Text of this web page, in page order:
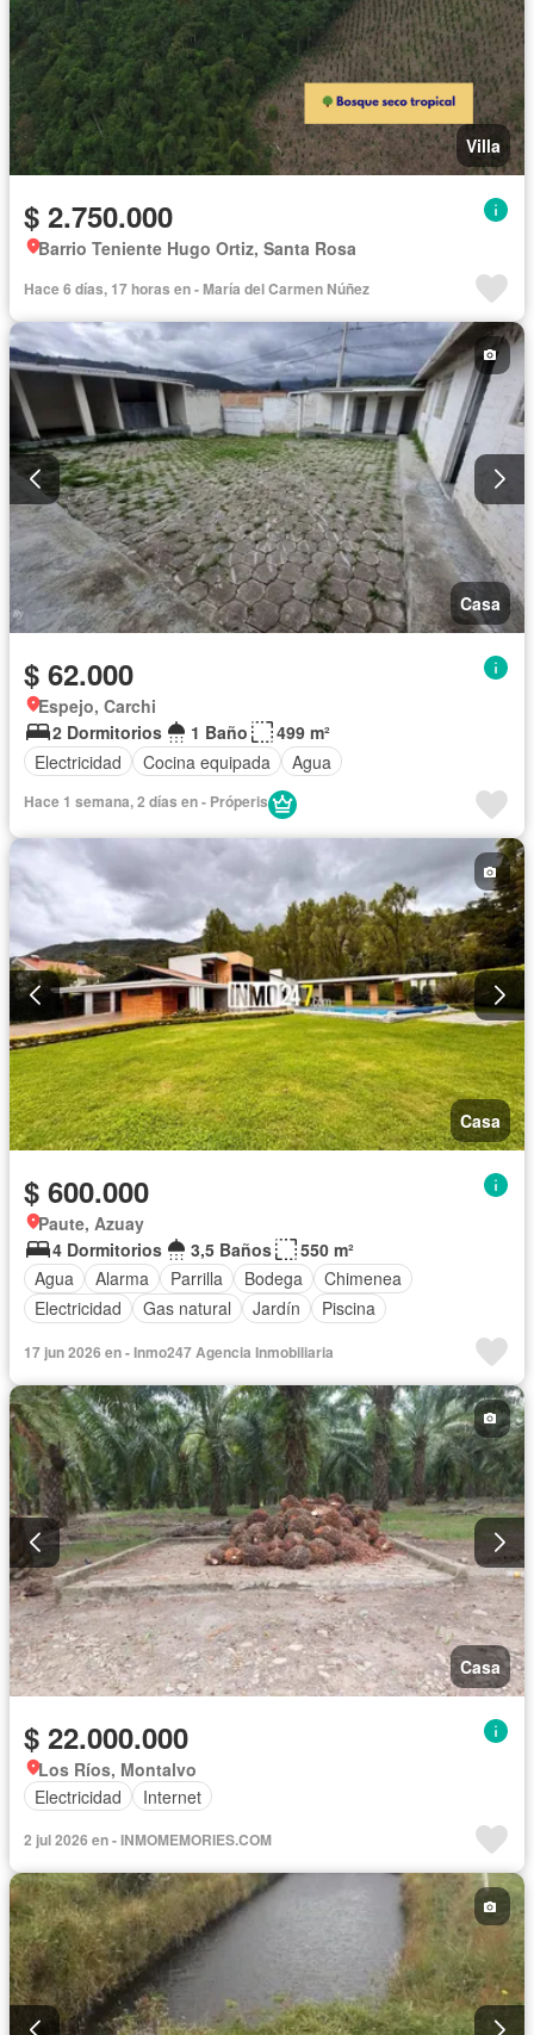
Villa
$ 2.750.000
Barrio Teniente Hugo Ortiz, Santa Rosa
Hace 6 días, 17 horas en - María del Carmen Núñez
Casa
$ 62.000
Espejo, Carchi
2 Dormitorios
1 Baño
499 m²
Electricidad
Cocina equipada Agua
Hace 1 semana, 2 días en - Próperis
Casa
$ 600.000
Paute, Azuay
4 Dormitorios
3,5 Baños
550 m²
Agua
Alarma Parrilla Bodega
Chimenea
Electricidad
Gas natural Jardín Piscina
17 jun 2026 en - Inmo247 Agencia Inmobiliaria
Casa
$ 22.000.000
Los Ríos, Montalvo
Electricidad
Internet
2 jul 2026 en - INMOMEMORIES.COM